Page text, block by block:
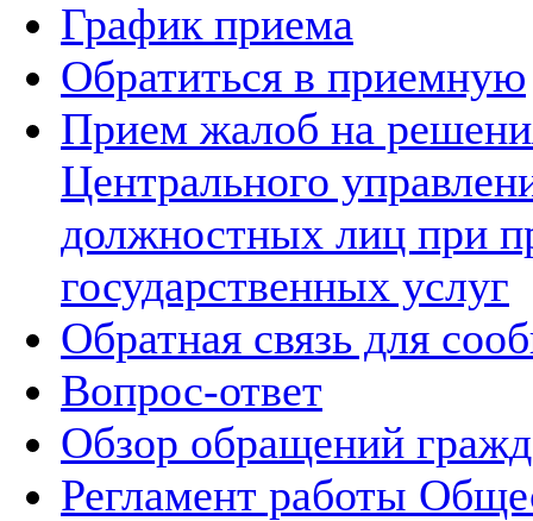
График приема
Обратиться в приемную
Прием жалоб на
Центрального
должностных лиц при
государственных услуг
Обратная связь для
Вопрос-ответ
Обзор обращений
Регламент работы